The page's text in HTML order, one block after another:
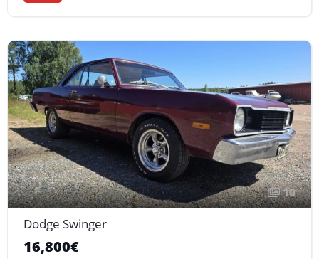
10
Dodge Swinger
16,800€